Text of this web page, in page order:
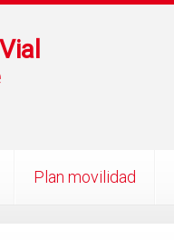
Plan movilidad